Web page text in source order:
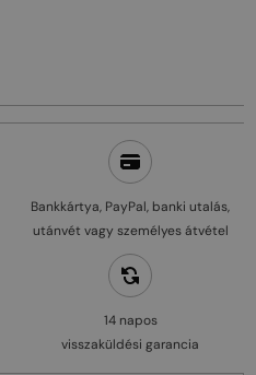
Bankkártya, PayPal, banki utalás,
utánvét vagy személyes átvétel
14 napos
visszaküldési garancia